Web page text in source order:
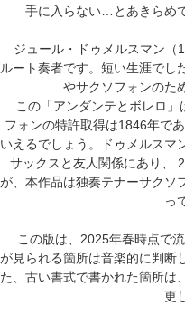
手に入らない…とあきらめ
ジュール・ドゥメルスマン（
ルート奏者です。短い生涯でし
やサクソフォンのた
この「アンダンテとボレロ」
フォンの特許取得は1846年で
いえるでしょう。ドゥメルスマ
サックスと友人関係にあり、
が、本作品は独奏テナーサクソ
っ
この版は、2025年春時点で
が見られる箇所は音楽的に判断
た、古い書式で書かれた箇所は
更